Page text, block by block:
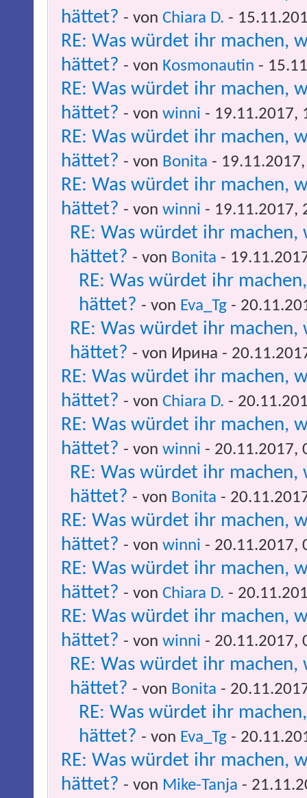
hättet? - von Chiara D. -
RE: Was würdet ihr machen,
hättet? - von Kosmonautin -
RE: Was würdet ihr machen,
hättet? - von winni - 19.11.2017,
RE: Was würdet ihr machen,
hättet? - von Bonita -
RE: Was würdet ihr machen,
hättet? - von winni - 19.11.2017,
RE: Was würdet ihr
hättet? - von Bonita -
RE: Was würdet ihr
hättet? - von Eva_Tg -
RE: Was würdet ihr
hättet? - von Ирина -
RE: Was würdet ihr machen,
hättet? - von Chiara D. -
RE: Was würdet ihr machen,
hättet? - von winni - 20.11.2017,
RE: Was würdet ihr
hättet? - von Bonita -
RE: Was würdet ihr machen,
hättet? - von winni - 20.11.2017,
RE: Was würdet ihr machen,
hättet? - von Chiara D. -
RE: Was würdet ihr machen,
hättet? - von winni - 20.11.2017,
RE: Was würdet ihr
hättet? - von Bonita -
RE: Was würdet ihr
hättet? - von Eva_Tg -
RE: Was würdet ihr machen,
hättet? - von Mike-Tanja -